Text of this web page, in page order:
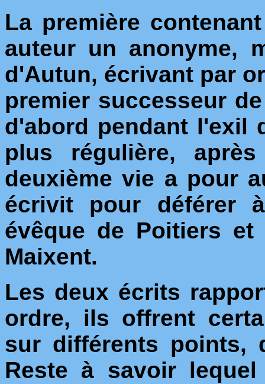
La première
auteur un anonyme,
d'Autun, écrivant par
premier successeur
d'abord pendant l'exil
plus régulière,
deuxième vie a pour
écrivit pour déférer
évêque de Poitiers et
Maixent.
Les deux écrits
ordre, ils offrent
sur différents points,
Reste à savoir